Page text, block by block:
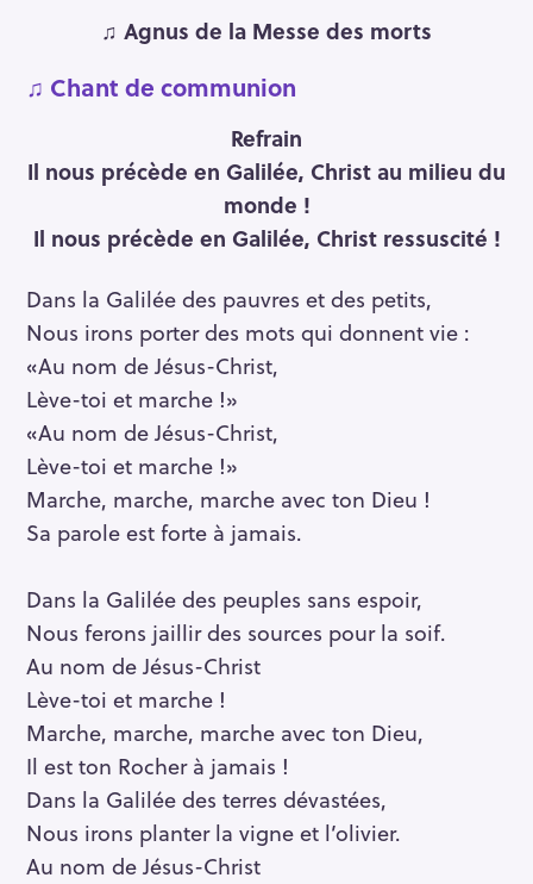
♫ Agnus de la Messe des morts
♫ Chant de communion
Refrain
Il nous précède en Galilée, Christ au milieu du
monde !
Il nous précède en Galilée, Christ ressuscité !
Dans la Galilée des pauvres et des petits,
Nous irons porter des mots qui donnent vie :
«Au nom de Jésus-Christ,
Lève-toi et marche !»
«Au nom de Jésus-Christ,
Lève-toi et marche !»
Marche, marche, marche avec ton Dieu !
Sa parole est forte à jamais.
Dans la Galilée des peuples sans espoir,
Nous ferons jaillir des sources pour la soif.
Au nom de Jésus-Christ
Lève-toi et marche !
Marche, marche, marche avec ton Dieu,
Il est ton Rocher à jamais !
Dans la Galilée des terres dévastées,
Nous irons planter la vigne et l’olivier.
Au nom de Jésus-Christ
S